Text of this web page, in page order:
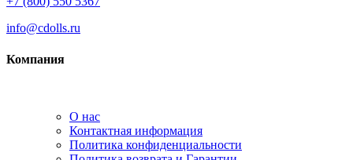
info@cdolls.ru
Компания
О нас
Контактная информация
Политика конфиденциальности